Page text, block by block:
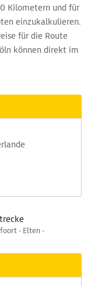
Kilometern und für
einzukalkulieren.
für die Route
können direkt im
- Elten -